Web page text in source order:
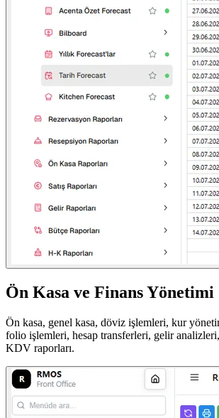
Ön Kasa ve Finans Yönetimi
Ön kasa, genel kasa, döviz işlemleri, kur
folio işlemleri, hesap transferleri, gelir
KDV raporları.